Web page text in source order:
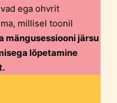
ega ohvrit
millisel toonil
mängusessiooni järsu
lõpetamine